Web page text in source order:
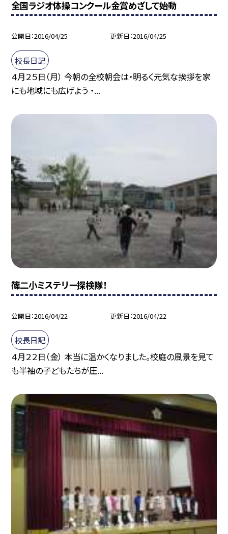
全国ラジオ体操コンクール金賞めざして始動
公開日 2016/04/25 更新日 2016/04/25
校長日記
４月２５日（月） 今朝の全校朝会は・明るく元気な挨拶を家
にも地域にも広げよう ・...
篠二小ミステリー探検隊！
公開日 2016/04/22 更新日 2016/04/22
校長日記
４月２２日（金） 本当に温かくなりました。校庭の風景を見て
も半袖の子どもたちが圧...